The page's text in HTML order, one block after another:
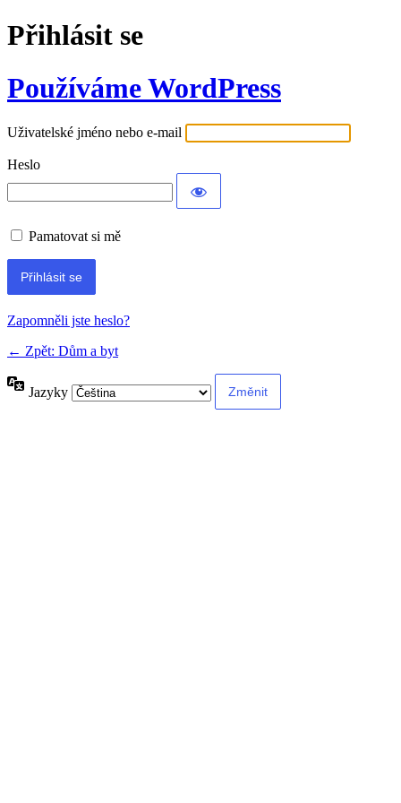
Přihlásit se
Používáme WordPress
Uživatelské jméno nebo e-mail
Heslo
Pamatovat si mě
Alternative:
Zapomněli jste heslo?
← Zpět: Dům a byt
Jazyky